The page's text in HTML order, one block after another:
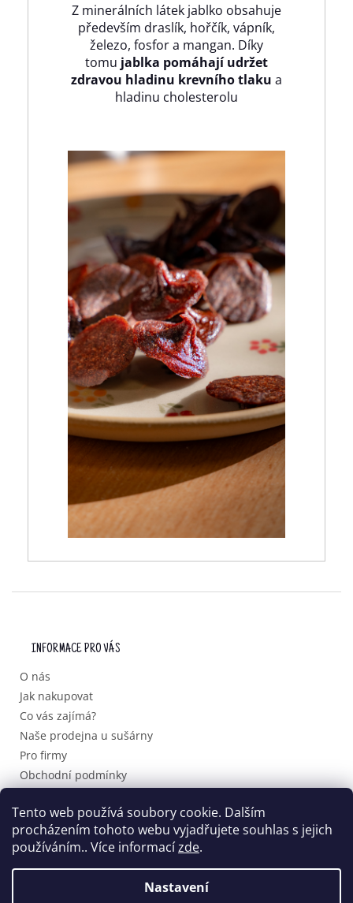
Tento web používá soubory cookie. Dalším
procházením tohoto webu vyjadřujete souhlas s jejich
používáním.. Více informacízde.
Nastavení
Z minerálních látek jablko obsahuje
především draslík, hořčík, vápník,
železo, fosfor a mangan. Díky
tomu jablka pomáhají udržet
zdravou hladinu krevního tlaku a
hladinu cholesterolu
INFORMACE PRO VÁS
O nás
Jak nakupovat
Co vás zajímá?
Naše prodejna u sušárny
Pro firmy
Obchodní podmínky